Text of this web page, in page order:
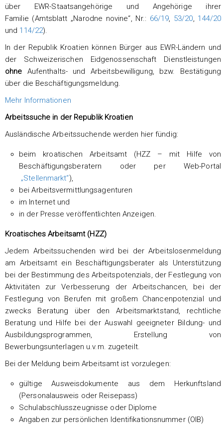
über EWR-Staatsangehörige und Angehörige ihrer
Familie (Amtsblatt „Narodne novine“, Nr.: 66/19, 53/20, 144/20
und 114/22).
In der Republik Kroatien können Bürger aus EWR-Ländern und
der Schweizerischen Eidgenossenschaft Dienstleistungen
ohne Aufenthalts- und Arbeitsbewilligung, bzw. Bestätigung
über die Beschäftigungsmeldung.
Mehr Informationen
Arbeitssuche in der Republik Kroatien
Ausländische Arbeitssuchende werden hier fündig:
beim kroatischen Arbeitsamt (HZZ – mit Hilfe von
Beschäftigungsberatern oder per Web-Portal
„Stellenmarkt“),
bei Arbeitsvermittlungsagenturen
im Internet und
in der Presse veröffentlichten Anzeigen.
Kroatisches Arbeitsamt (HZZ)
Jedem Arbeitssuchenden wird bei der Arbeitslosenmeldung
am Arbeitsamt ein Beschäftigungsberater als Unterstützung
bei der Bestimmung des Arbeitspotenzials, der Festlegung von
Aktivitäten zur Verbesserung der Arbeitschancen, bei der
Festlegung von Berufen mit großem Chancenpotenzial und
zwecks Beratung über den Arbeitsmarktstand, rechtliche
Beratung und Hilfe bei der Auswahl geeigneter Bildung- und
Ausbildungsprogrammen, Erstellung von
Bewerbungsunterlagen u.v.m. zugeteilt.
Bei der Meldung beim Arbeitsamt ist vorzulegen:
gültige Ausweisdokumente aus dem Herkunftsland
(Personalausweis oder Reisepass)
Schulabschlusszeugnisse oder Diplome
Angaben zur persönlichen Identifikationsnummer (OIB)